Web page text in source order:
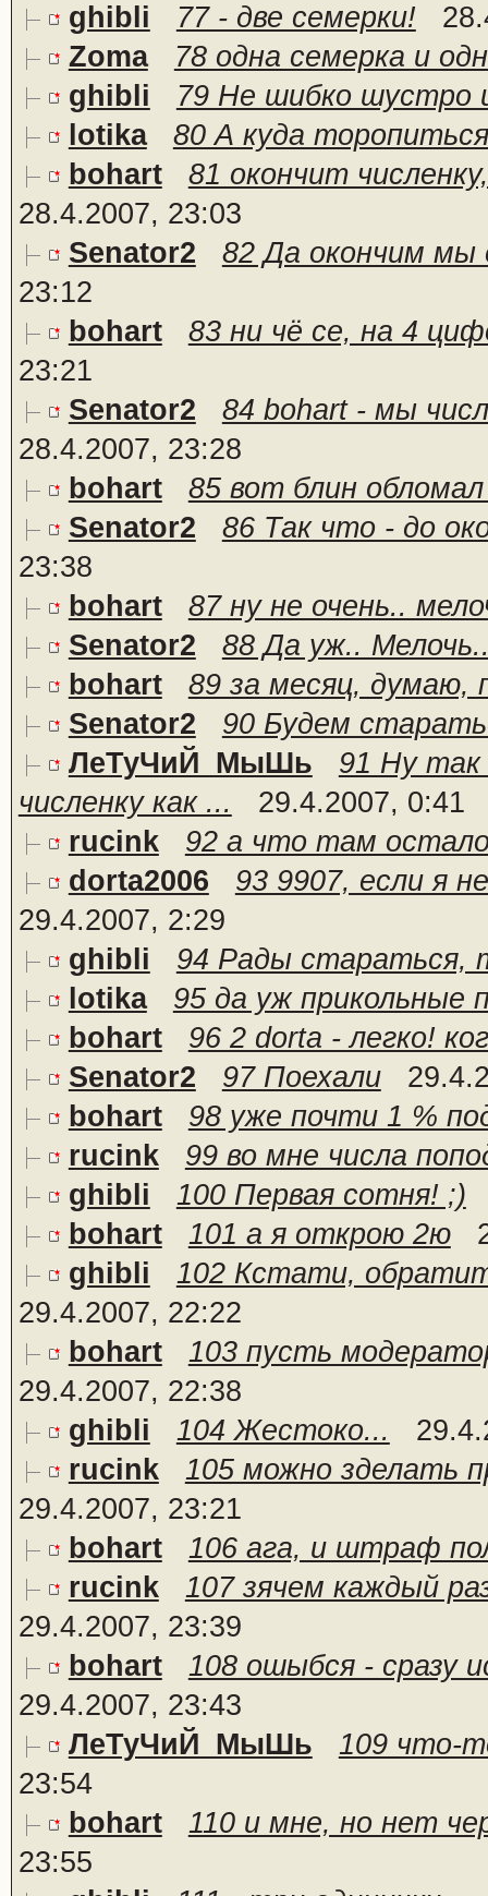
ghibli
77 - две семерки!
Zoma
78 одна семерка и
ghibli
79 Не шибко шустро
lotika
80 А куда
bohart
81 окончит
28.4.2007, 23:03
Senator2
82 Да окончим мы
23:12
bohart
83 ни чё се, на 4
23:21
Senator2
84 bohart - мы
28.4.2007, 23:28
bohart
85 вот блин
Senator2
86 Так что - до
23:38
bohart
87 ну не очень..
Senator2
88 Да уж..
bohart
89 за месяц, думаю,
Senator2
90 Будем
ЛеТуЧиЙ_МыШь
91 Ну
численку как ...
29.4.2007, 0:41
rucink
92 а что там
dorta2006
93 9907, если я
29.4.2007, 2:29
ghibli
94 Рады стараться,
lotika
95 да уж прикольные
bohart
96 2 dorta - легко!
Senator2
97 Поехали
bohart
98 уже почти 1 %
rucink
99 во мне числа
ghibli
100 Первая сотня! ;)
bohart
101 а я открою 2ю
ghibli
102 Кстати,
29.4.2007, 22:22
bohart
103 пусть
29.4.2007, 22:38
ghibli
104 Жестоко...
rucink
105 можно зделать
29.4.2007, 23:21
bohart
106 ага, и штраф
rucink
107 зячем каждый
29.4.2007, 23:39
bohart
108 ошыбся - сразу
29.4.2007, 23:43
ЛеТуЧиЙ_МыШь
109 что-
23:54
bohart
110 и мне, но нет
23:55